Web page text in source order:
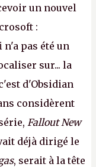
un nouvel
:
n'a pas été un
sur... la
d'Obsidian
considèrent
Fallout New
déjà dirigé le
, serait à la tête